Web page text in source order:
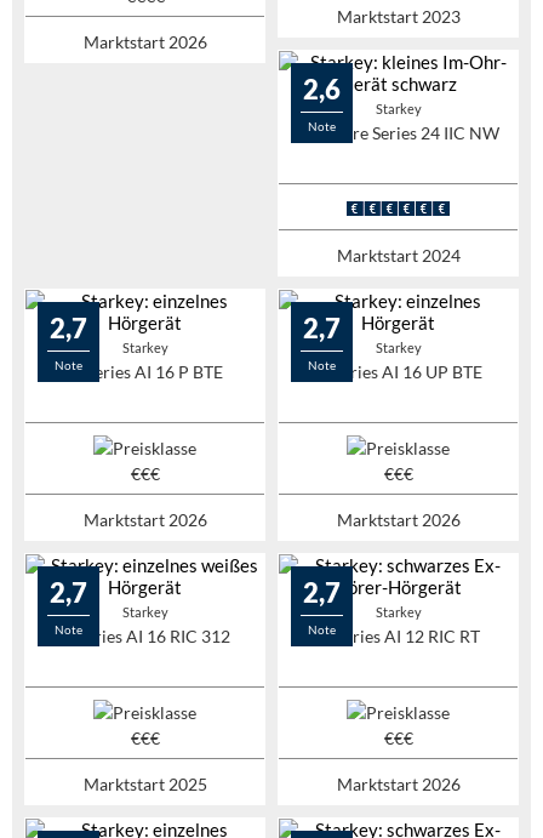
Marktstart 2026
Marktstart 2023
2,6
Note
Starkey
Signature Series 24 IIC NW
Marktstart 2024
2,7
Note
Starkey
G-Series AI 16 P BTE
Marktstart 2026
2,7
Note
Starkey
G-Series AI 16 UP BTE
Marktstart 2026
2,7
Note
Starkey
G-Series AI 16 RIC 312
Marktstart 2025
2,7
Note
Starkey
G-Series AI 12 RIC RT
Marktstart 2026